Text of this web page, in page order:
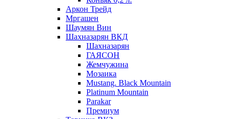
Аркон Трейд
Мргашен
Шаумян Вин
Шахназарян ВКД
Шахназарян
ГАЯСОН
Жемчужина
Мозаика
Mustang. Black Mountain
Platinum Mountain
Parakar
Премиум